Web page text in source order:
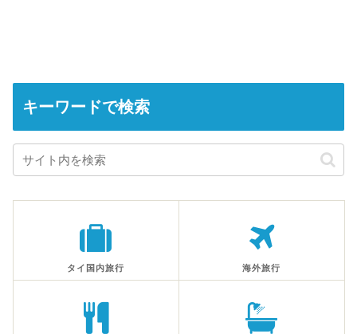
キーワードで検索
タイ国内旅行 海外旅行